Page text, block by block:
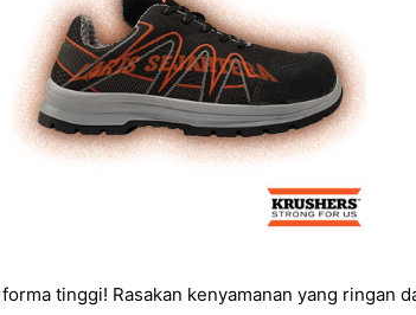
tinggi! Rasakan kenyamanan yang ringan